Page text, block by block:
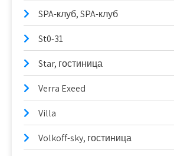
SPA-клуб, SPA-клуб
St0-31
Star, гостиница
Verra Exeed
Villa
Volkoff-sky, гостиница